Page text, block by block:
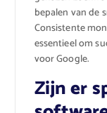
bepalen van de
Consistente
essentieel om
voor Google.
Zijn er